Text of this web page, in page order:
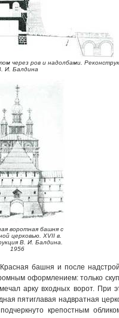
через ров и надолбами.
И. Балдина
воротная башня с
церковью. XVII в.
В. И. Балдина.
1956
башня и после
оформлением: только
арку входных ворот. При
пятиглавая надвратная
крепостным